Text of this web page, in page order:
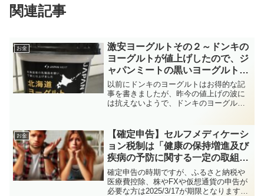
関連記事
お金
激安ヨーグルトその２～ドンキの
ヨーグルトが値上げしたので、ジ
ャパンミートの黒いヨーグルトお
試し～
以前にドンキのヨーグルトはお得的な記
事を書きましたが、昨今の値上げの波に
は抗えないようで、ドンキのヨーグルト
しいのですが）最近は、肉類等について
は「ジャパンミート...
お金
【確定申告】セルフメディケーシ
ョン税制は「健康の保持増進及び
疾病の予防に関する一定の取組」
が必要
確定申告の時期ですが、ふるさと納税や
医療費控除、株やFXや仮想通貨の申告が
必要な方は2025/3/17が期限となります。